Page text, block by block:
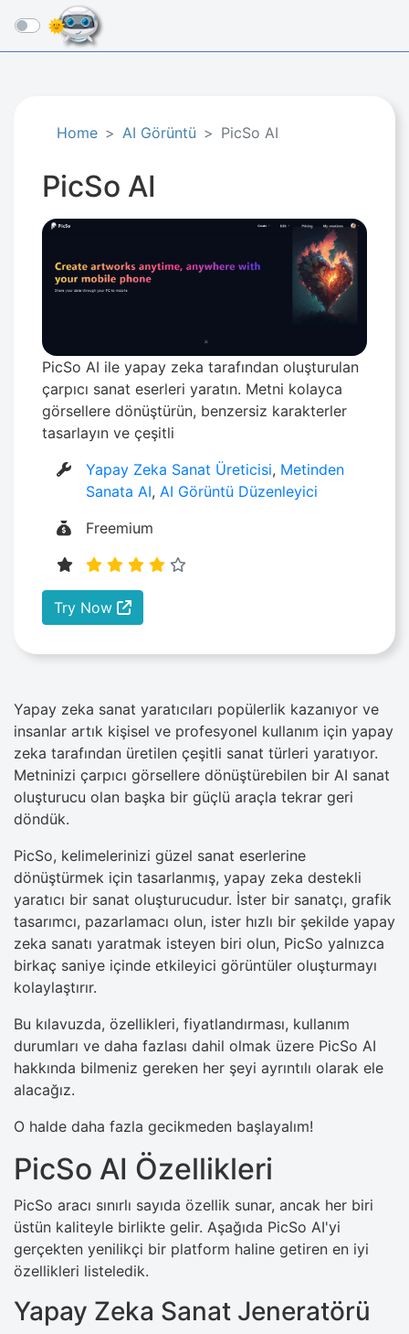
☰
Home AI Görüntü PicSo AI
PicSo AI
PicSo AI ile yapay zeka tarafından oluşturulan
çarpıcı sanat eserleri yaratın. Metni kolayca
görsellere dönüştürün, benzersiz karakterler
tasarlayın ve çeşitli
Yapay Zeka Sanat Üreticisi, Metinden
Sanata AI, AI Görüntü Düzenleyici
Freemium
Try Now
Yapay zeka sanat yaratıcıları popülerlik kazanıyor ve
insanlar artık kişisel ve profesyonel kullanım için yapay
zeka tarafından üretilen çeşitli sanat türleri yaratıyor.
Metninizi çarpıcı görsellere dönüştürebilen bir AI sanat
oluşturucu olan başka bir güçlü araçla tekrar geri
döndük.
PicSo, kelimelerinizi güzel sanat eserlerine
dönüştürmek için tasarlanmış, yapay zeka destekli
yaratıcı bir sanat oluşturucudur. İster bir sanatçı, grafik
tasarımcı, pazarlamacı olun, ister hızlı bir şekilde yapay
zeka sanatı yaratmak isteyen biri olun, PicSo yalnızca
birkaç saniye içinde etkileyici görüntüler oluşturmayı
kolaylaştırır.
Bu kılavuzda, özellikleri, fiyatlandırması, kullanım
durumları ve daha fazlası dahil olmak üzere PicSo AI
hakkında bilmeniz gereken her şeyi ayrıntılı olarak ele
alacağız.
O halde daha fazla gecikmeden başlayalım!
PicSo AI Özellikleri
PicSo aracı sınırlı sayıda özellik sunar, ancak her biri
üstün kaliteyle birlikte gelir. Aşağıda PicSo AI'yi
gerçekten yenilikçi bir platform haline getiren en iyi
özellikleri listeledik.
Yapay Zeka Sanat Jeneratörü